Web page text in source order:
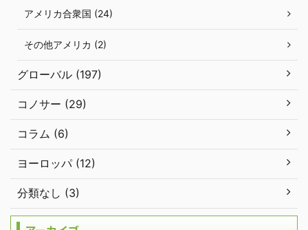
アメリカ合衆国 (24)
その他アメリカ (2)
グローバル (197)
コノサー (29)
コラム (6)
ヨーロッパ (12)
分類なし (3)